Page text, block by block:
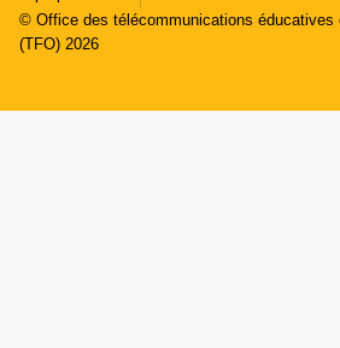
© Office des télécommunications éducatives
(TFO) 2026